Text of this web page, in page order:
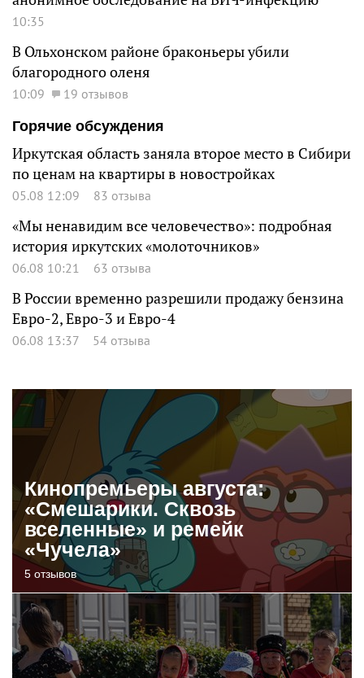
10:35
В Ольхонском районе браконьеры убили
благородного оленя
10:09
19 отзывов
Горячие обсуждения
Иркутская область заняла второе место в Сибири
по ценам на квартиры в новостройках
05.08 12:09 83 отзыва
«Мы ненавидим все человечество»: подробная
история иркутских «молоточников»
06.08 10:21 63 отзыва
В России временно разрешили продажу бензина
Евро-2, Евро-3 и Евро-4
06.08 13:37 54 отзыва
Кинопремьеры августа:
«Смешарики. Сквозь
вселенные» и ремейк
«Чучела»
5 отзывов